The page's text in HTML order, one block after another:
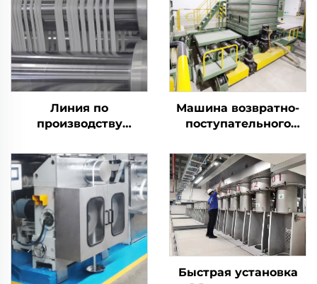
Линия по
производству
штапельного волокна
PLA Машина для
производства
кукурузного волокна
Машина возвратно-
поступательного
Быстрая установка